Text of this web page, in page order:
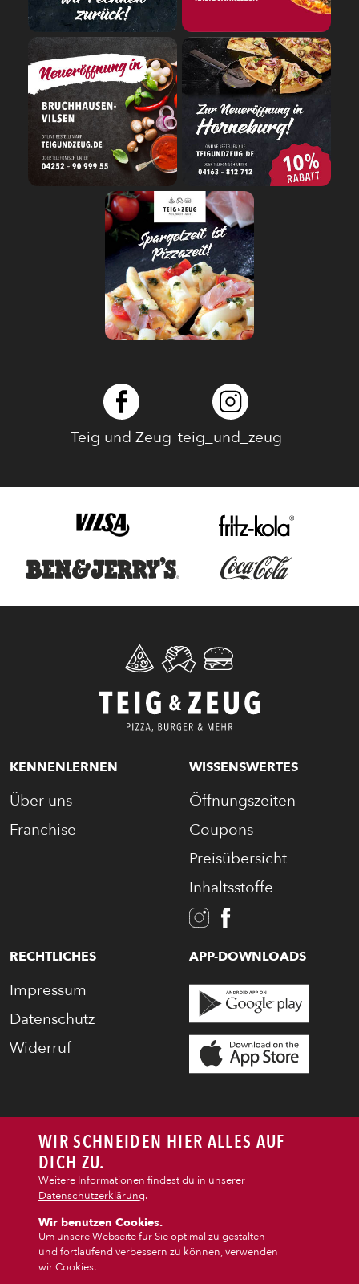
Teig und Zeug teig_und_zeug
KENNENLERNEN
Über uns
Franchise
WISSENSWERTES
Öffnungszeiten
Coupons
Preisübersicht
Inhaltsstoffe
RECHTLICHES
Impressum
Datenschutz
Widerruf
APP-DOWNLOADS
WIR SCHNEIDEN HIER ALLES AUF
DICH ZU.
Weitere Informationen findest du in unserer
Datenschutzerklärung.
Wir benutzen Cookies.
Um unsere Webseite für Sie optimal zu gestalten
und fortlaufend verbessern zu können, verwenden
wir Cookies.